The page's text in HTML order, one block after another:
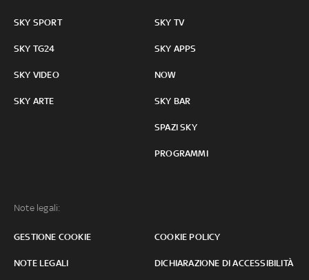
SKY SPORT
SKY TG24
SKY VIDEO
SKY ARTE
SKY TV
SKY APPS
NOW
SKY BAR
SPAZI SKY
PROGRAMMI
Note legali:
GESTIONE COOKIE COOKIE POLICY
NOTE LEGALI DICHIARAZIONE DI ACCESSIBILITÀ